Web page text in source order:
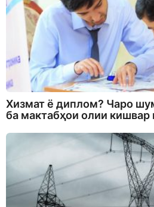
Хизмат ё диплом? Чаро
ба мактабҳои олии